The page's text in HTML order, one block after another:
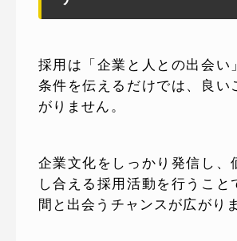
採用は「企業と人との出会い
条件を伝えるだけでは、良い
がりません。
企業文化をしっかり発信し、
し合える採用活動を行うこと
間と出会うチャンスが広がり